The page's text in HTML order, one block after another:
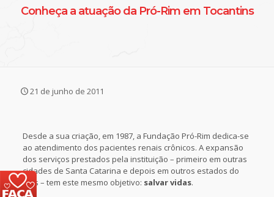
Conheça a atuação da Pró-Rim em Tocantins
21 de junho de 2011
Desde a sua criação, em 1987, a Fundação Pró-Rim dedica-se
ao atendimento dos pacientes renais crônicos. A expansão
dos serviços prestados pela instituição – primeiro em outras
cidades de Santa Catarina e depois em outros estados do
país – tem este mesmo objetivo: salvar vidas.